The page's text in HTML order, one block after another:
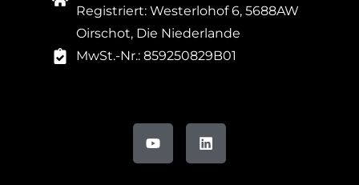
Registriert: Westerlohof 6, 5688AW
Oirschot, Die Niederlande
MwSt.-Nr.: 859250829B01